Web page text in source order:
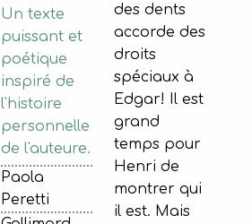
Un texte
puissant et
poétique
inspiré de
l'histoire
personnelle
de l'auteure.
Paola
Peretti
des dents
accorde des
droits
spéciaux à
Edgar! Il est
grand
temps pour
Henri de
montrer qui
il est. Mais